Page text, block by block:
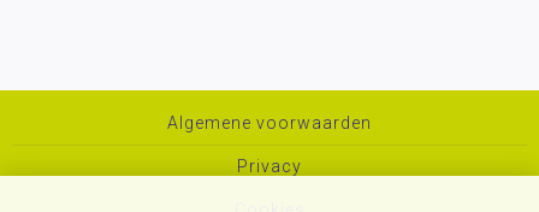
Algemene voorwaarden
Privacy